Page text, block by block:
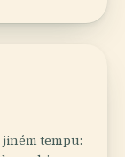
tempu: